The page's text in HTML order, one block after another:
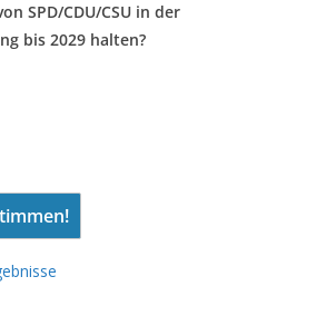
SPD/CDU/CSU in der
bis 2029 halten?